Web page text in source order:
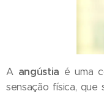
A angústia é uma
sensação física,